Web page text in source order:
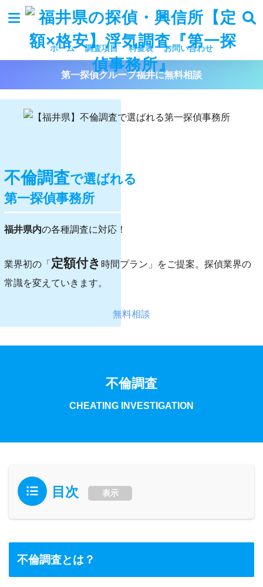
ホーム 調査項目 料金表 お問い合わせ
第一探偵グループ福井に無料相談
不倫調査で選ばれる
第一探偵事務所
福井県内の各種調査に対応！
業界初の「 定額付き 時間プラン」をご提案。探偵業界の
常識を変えていきます。
無料相談
不倫調査
CHEATING INVESTIGATION
目次 表示
不倫調査とは？